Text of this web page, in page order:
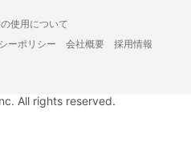
使用について
ーポリシー 会社概要
採用情報
All rights reserved.